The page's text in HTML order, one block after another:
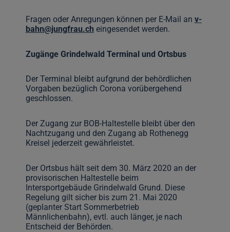
Fragen oder Anregungen können per E-Mail an v-
bahn@jungfrau.ch eingesendet werden.
Zugänge Grindelwald Terminal und Ortsbus
Der Terminal bleibt aufgrund der behördlichen
Vorgaben bezüglich Corona vorübergehend
geschlossen.
Der Zugang zur BOB-Haltestelle bleibt über den
Nachtzugang und den Zugang ab Rothenegg
Kreisel jederzeit gewährleistet.
Der Ortsbus hält seit dem 30. März 2020 an der
provisorischen Haltestelle beim
Intersportgebäude Grindelwald Grund. Diese
Regelung gilt sicher bis zum 21. Mai 2020
(geplanter Start Sommerbetrieb
Männlichenbahn), evtl. auch länger, je nach
Entscheid der Behörden.